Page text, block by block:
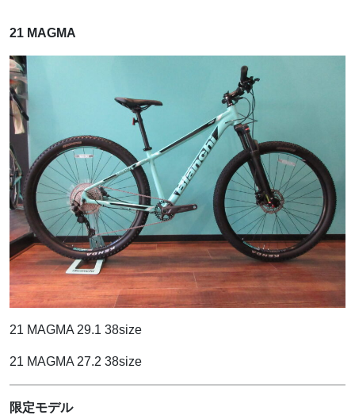
21 MAGMA
21 MAGMA 29.1 38size
21 MAGMA 27.2 38size
限定モデル